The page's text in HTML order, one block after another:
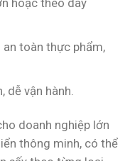
hoặc theo dây
toàn thực phẩm,
dễ vận hành.
doanh nghiệp lớn
thông minh, có thể